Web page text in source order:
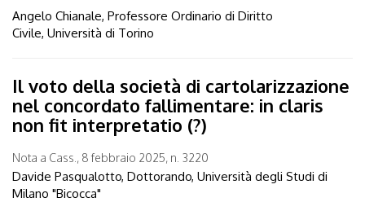
Angelo Chianale, Professore Ordinario di Diritto
Civile, Università di Torino
Il voto della società di cartolarizzazione
nel concordato fallimentare: in claris
non fit interpretatio (?)
Nota a Cass., 8 febbraio 2025, n. 3220
Davide Pasqualotto, Dottorando, Università degli Studi di
Milano "Bicocca"